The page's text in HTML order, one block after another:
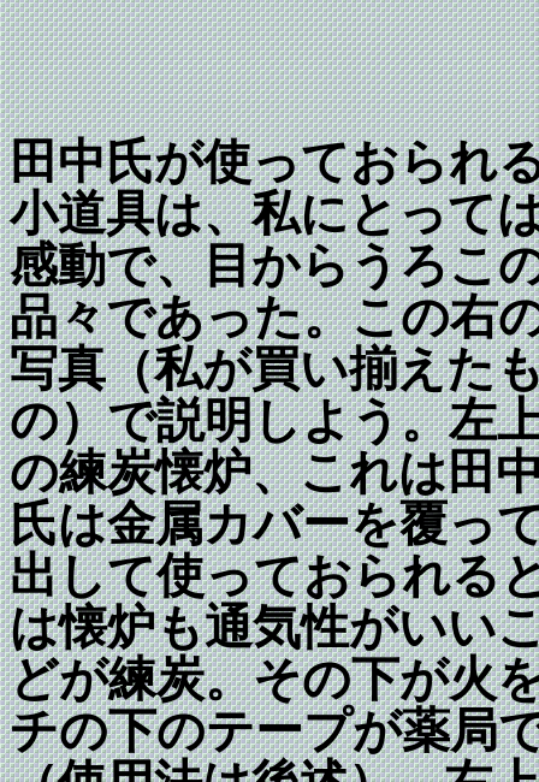
田中氏が使っておられ
小道具は、私にとって
感動で、目からうろこ
品々であった。この右
写真（私が買い揃えた
の）で説明しよう。左
の練炭懐炉、これは田
氏は金属カバーを覆っ
出して使っておられる
は懐炉も通気性がいい
どが練炭。その下が火
チの下のテープが薬局